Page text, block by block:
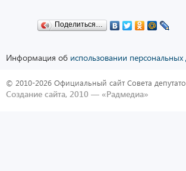
Поделиться…
Информация об использовании
© 2010-2026 Официальный сайт Совета
Создание сайта, 2010 — «Радмедиа»